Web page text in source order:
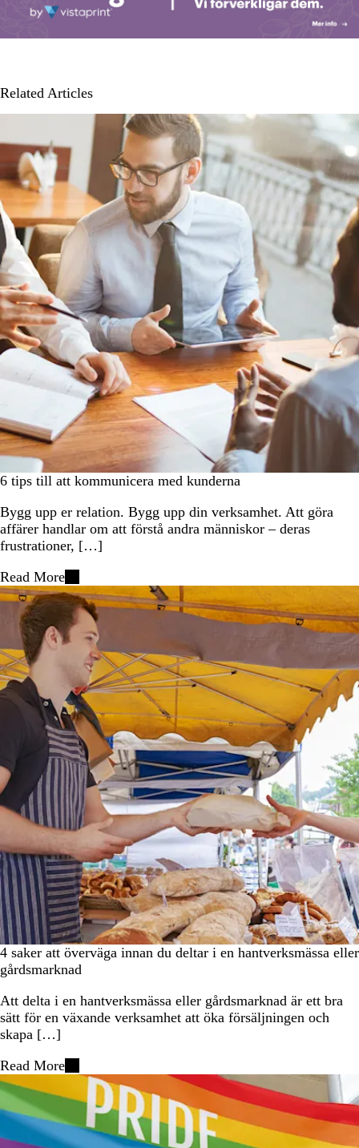
Related Articles
6 tips till att kommunicera med kunderna
Bygg upp er relation. Bygg upp din verksamhet. Att göra
affärer handlar om att förstå andra människor – deras
frustrationer, […]
Read More
4 saker att överväga innan du deltar i en hantverksmässa eller
gårdsmarknad
Att delta i en hantverksmässa eller gårdsmarknad är ett bra
sätt för en växande verksamhet att öka försäljningen och
skapa […]
Read More